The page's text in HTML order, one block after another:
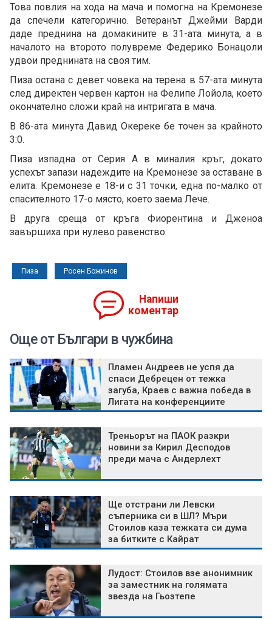
Това повлия на хода на мача и помогна на Кремонезе
да спечели категорично. Ветеранът Джейми Варди
даде преднина на домакините в 31-ата минута, а в
началото на второто полувреме Федерико Бонацоли
удвои преднината на своя тим.
Пиза остана с девет човека на терена в 57-ата минута
след директен червен картон на Фелипе Лойола, което
окончателно сложи край на интригата в мача.
В 86-ата минута Давид Окереке бе точен за крайното
3:0.
Пиза изпадна от Серия А в миналия кръг, докато
успехът запази надеждите на Кремонезе за оставане в
елита. Кремонезе е 18-и с 31 точки, една по-малко от
спасителното 17-о място, което заема Лече.
В друга среща от кръга Фиорентина и Дженоа
завършиха при нулево равенство.
Пиза Росен Божинов
Напиши
коментар
Още от Българи в чужбина
Пламен Андреев не успя да
спаси Дебрецен от тежка
загуба, Краев с важна победа в
Лигата на конференциите
Треньорът на ПАОК разкри
новини за Кирил Десподов
преди мача с Андерлехт
Ще отстрани ли Левски
съперника си в ШЛ? Мъри
Стоилов каза тежката си дума
за битките с Кайрат
Лудост: Стоилов взе анонимник
за заместник на голямата
звезда на Гьозтепе